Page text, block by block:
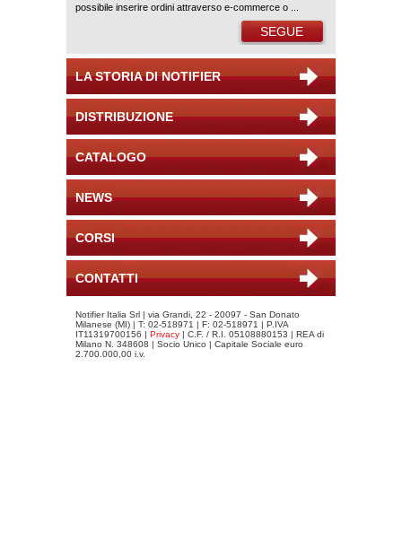
possibile inserire ordini attraverso e-commerce o ...
SEGUE
LA STORIA DI NOTIFIER
DISTRIBUZIONE
CATALOGO
NEWS
CORSI
CONTATTI
Notifier Italia Srl | via Grandi, 22 - 20097 - San Donato
Milanese (MI) | T: 02-518971 | F: 02-518971 | P.IVA
IT11319700156 | Privacy | C.F. / R.I. 05108880153 | REA di
Milano N. 348608 | Socio Unico | Capitale Sociale euro
2.700.000,00 i.v.